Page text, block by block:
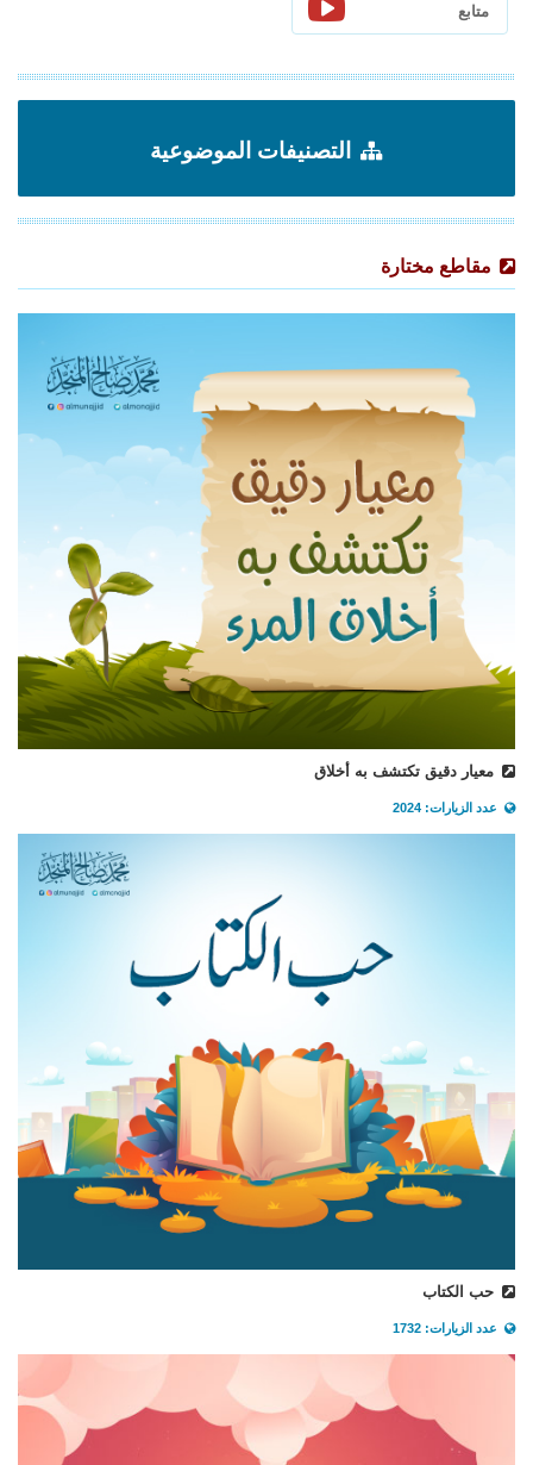
متابع
التصنيفات الموضوعية
مقاطع مختارة
معيار دقيق تكتشف به أخلاق
عدد الزيارات: 2024
حب الكتاب
عدد الزيارات: 1732